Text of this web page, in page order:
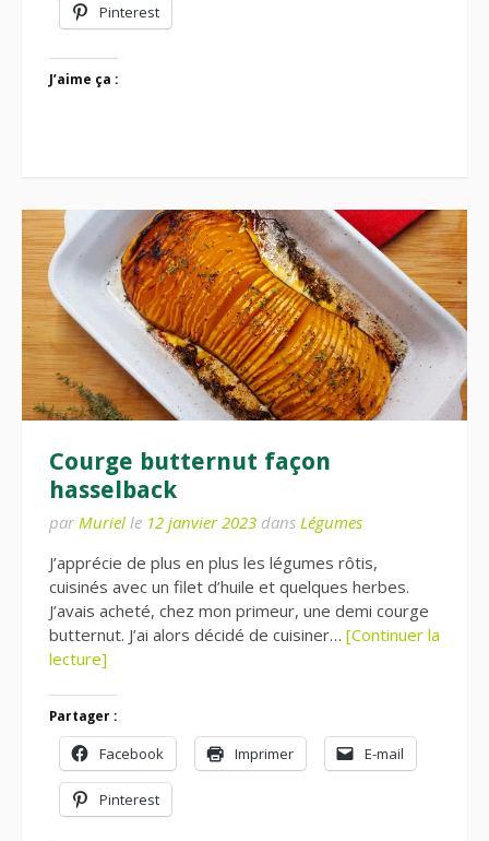
Pinterest
J’aime ça :
Courge butternut façon
hasselback
par Muriel le 12 janvier 2023 dans Légumes
J’apprécie de plus en plus les légumes rôtis,
cuisinés avec un filet d’huile et quelques herbes.
J’avais acheté, chez mon primeur, une demi courge
butternut. J’ai alors décidé de cuisiner… [Continuer la
lecture]
Partager :
Facebook Imprimer E-mail
Pinterest